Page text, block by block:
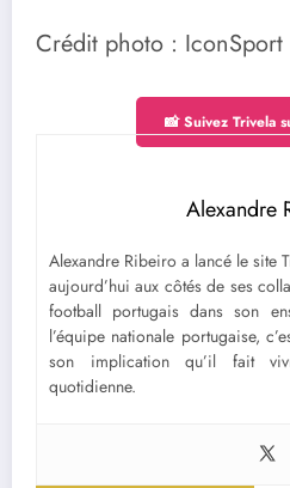
Crédit photo : IconSport
📸 Suivez Trivela
Alexandre
Alexandre Ribeiro a lancé le site
aujourd’hui aux côtés de ses
football portugais dans son
l’équipe nationale portugaise,
son implication qu’il fait
quotidienne.